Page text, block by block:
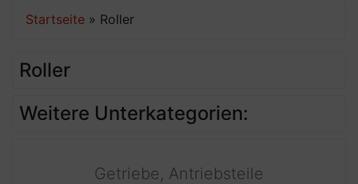
Startseite » Roller
Roller
Weitere Unterkategorien:
Getriebe, Antriebsteile